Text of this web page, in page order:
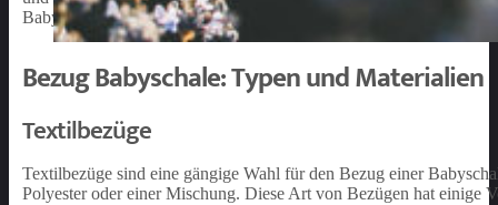
Babyschale treffen, der sowohl praktisch als auch ästhetisch
Bezug Babyschale: Typen und Materialien
Textilbezüge
Textilbezüge sind eine gängige Wahl für den Bezug einer
Polyester oder einer Mischung. Diese Art von Bezügen hat einige